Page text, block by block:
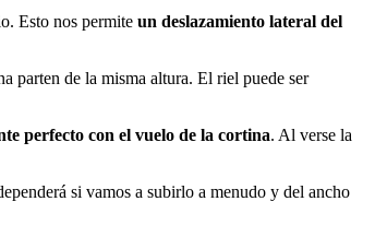
Esto nos permite un deslazamiento lateral del
parten de la misma altura. El riel puede ser
perfecto con el vuelo de la cortina. Al verse la
si vamos a subirlo a menudo y del ancho